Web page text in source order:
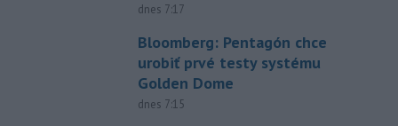
dnes 7:17
Bloomberg: Pentagón chce
urobiť prvé testy systému
Golden Dome
dnes 7:15